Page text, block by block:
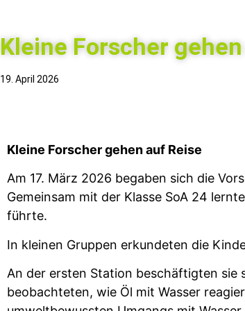
Kleine Forscher
19. April 2026
Kleine Forscher gehen auf Reise
Am 17. März 2026 begaben sich die
Gemeinsam mit der Klasse SoA 24
führte.
In kleinen Gruppen erkundeten die
An der ersten Station beschäftigten sie
beobachteten, wie Öl mit Wasser